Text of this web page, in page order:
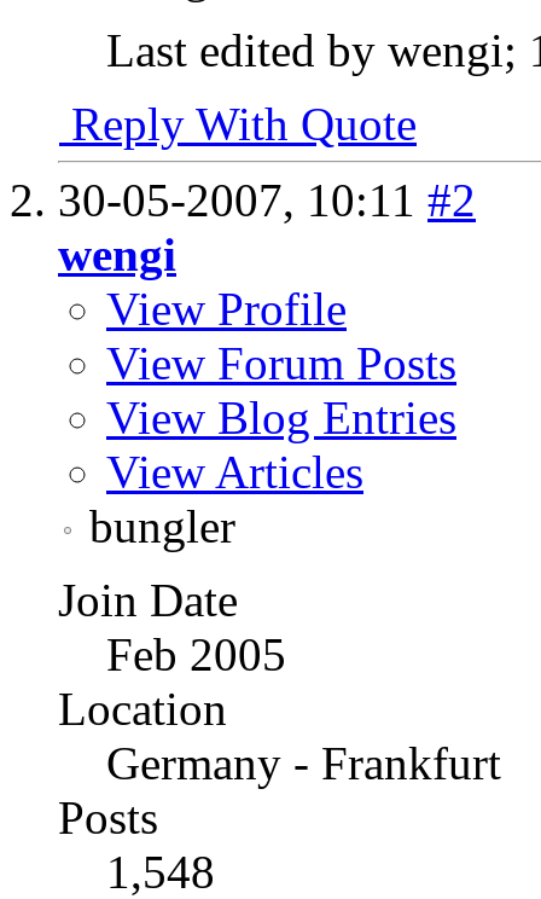
Last edited by wengi;
Reply With Quote
30-05-2007, 10:11 #2
wengi
View Profile
View Forum Posts
View Blog Entries
View Articles
bungler
Join Date
Feb 2005
Location
Germany - Frankfurt
Posts
1,548